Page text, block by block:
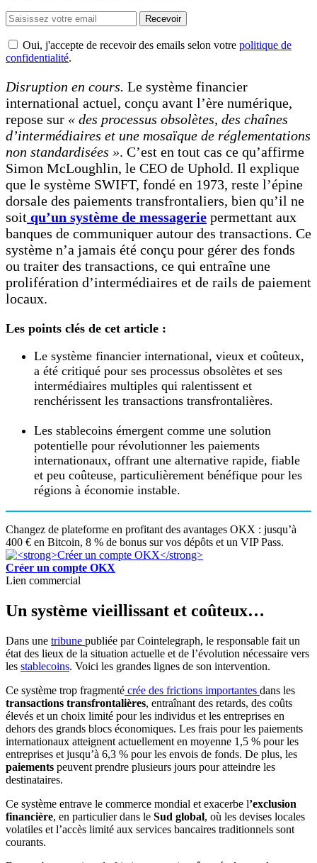
Recevoir
Oui, j'accepte de recevoir des emails selon votre politique de
confidentialité.
Disruption en cours. Le système financier
international actuel, conçu avant l’ère numérique,
repose sur « des processus obsolètes, des chaînes
d’intermédiaires et une mosaïque de réglementations
non standardisées ». C’est en tout cas ce qu’affirme
Simon McLoughlin, le CEO de Uphold. Il explique
que le système SWIFT, fondé en 1973, reste l’épine
dorsale des paiements transfrontaliers, bien qu’il ne
soit qu’un système de messagerie permettant aux
banques de communiquer autour des transactions. Ce
système n’a jamais été conçu pour gérer des fonds
ou traiter des transactions, ce qui entraîne une
prolifération d’intermédiaires et de rails de paiement
locaux.
Les points clés de cet article :
Le système financier international, vieux et coûteux,
a été critiqué pour ses processus obsolètes et ses
intermédiaires multiples qui ralentissent et
renchérissent les transactions transfrontalières.
Les stablecoins émergent comme une solution
potentielle pour révolutionner les paiements
internationaux, offrant une alternative rapide, fiable
et peu coûteuse, particulièrement bénéfique pour les
régions à économie instable.
Changez de plateforme en profitant des avantages OKX : jusqu’à
400 € en Bitcoin, 8 % de bonus sur vos dépôts et un VIP Pass.
Créer un compte OKX
Lien commercial
Un système vieillissant et coûteux…
Dans une tribune publiée par Cointelegraph, le responsable fait un
état des lieux de la situation actuelle et de l’évolution nécessaire vers
les stablecoins. Voici les grandes lignes de son intervention.
Ce système trop fragmenté crée des frictions importantes dans les
transactions transfrontalières, entraînant des retards, des coûts
élevés et un choix limité pour les individus et les entreprises en
dehors des grands blocs économiques. Les frais pour les paiements
internationaux atteignent actuellement en moyenne 1,5 % pour les
entreprises et jusqu’à 6,3 % pour les envois de fonds. De plus, les
paiements peuvent prendre plusieurs jours pour atteindre les
destinataires.
Ce système entrave le commerce mondial et exacerbe l’exclusion
financière, en particulier dans le Sud global, où les devises locales
volatiles et l’accès limité aux services bancaires traditionnels sont
courants.